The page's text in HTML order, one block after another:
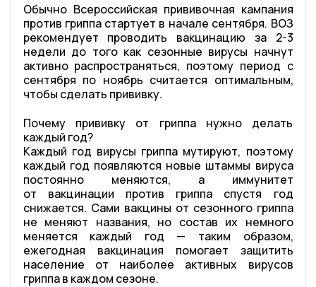
Обычно Всероссийская прививочная кампания
против гриппа стартует в начале сентября. ВОЗ
рекомендует проводить вакцинацию за 2-3
недели до того как сезонные вирусы начнут
активно распространяться, поэтому период с
сентября по ноябрь считается оптимальным,
чтобы сделать прививку.
Почему прививку от гриппа нужно делать
каждый год?
Каждый год вирусы гриппа мутируют, поэтому
каждый год появляются новые штаммы вируса
постоянно меняются, а иммунитет
от вакцинации против гриппа спустя год
снижается. Сами вакцины от сезонного гриппа
не меняют названия, но состав их немного
меняется каждый год — таким образом,
ежегодная вакцинация помогает защитить
население от наиболее активных вирусов
гриппа в каждом сезоне.